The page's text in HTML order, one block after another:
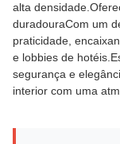
alta
duradouraCom um
praticidade,
e lobbies de
segurança e
interior com uma